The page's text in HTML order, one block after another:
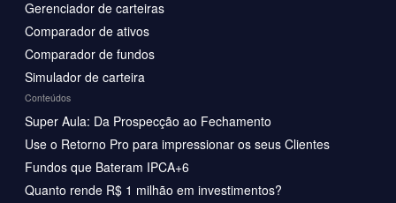
Gerenciador de carteiras
Comparador de ativos
Comparador de fundos
Simulador de carteira
Conteúdos
Super Aula: Da Prospecção ao Fechamento
Use o Retorno Pro para impressionar os seus Clientes
Fundos que Bateram IPCA+6
Quanto rende R$ 1 milhão em investimentos?